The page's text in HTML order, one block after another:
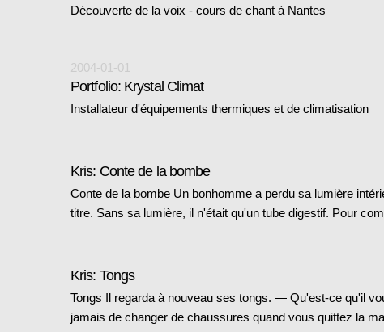
Découverte de la voix - cours de chant à Nantes
2004-01-01
Portfolio: Krystal Climat
Installateur d'équipements thermiques et de climatisation
Kris: Conte de la bombe
Conte de la bombe Un bonhomme a perdu sa lumière
titre. Sans sa lumière, il n'était qu'un tube digestif. Pour
Kris: Tongs
Tongs Il regarda à nouveau ses tongs. — Qu'est-ce qu'il
jamais de changer de chaussures quand vous quittez la